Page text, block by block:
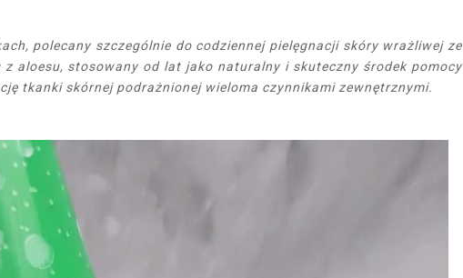
polecany szczególnie do codziennej pielęgnacji skóry wrażliwej ze
aloesu, stosowany od lat jako naturalny i skuteczny środek pomocy
tkanki skórnej podrażnionej wieloma czynnikami zewnętrznymi.